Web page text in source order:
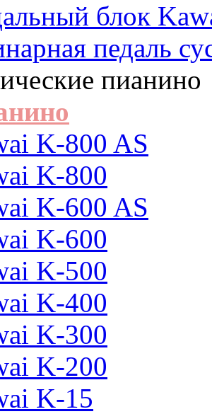
блок
педаль
пианино
K-800 AS
K-800
K-600 AS
K-600
K-500
K-400
K-300
K-200
K-15